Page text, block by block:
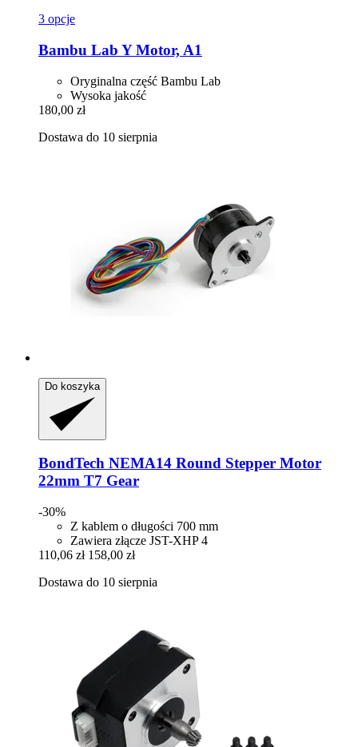
3 opcje
Bambu Lab Y Motor, A1
Oryginalna część Bambu Lab
Wysoka jakość
180,00 zł
Dostawa do 10 sierpnia
Do koszyka
BondTech NEMA14 Round Stepper Motor
22mm T7 Gear
-30%
Z kablem o długości 700 mm
Zawiera złącze JST-XHP 4
110,06 zł 158,00 zł
Dostawa do 10 sierpnia